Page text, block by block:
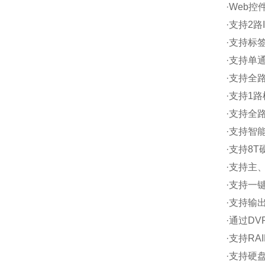
·Web控
·支持2
·支持标
·支持单
·支持全
·支持1
·支持全
·支持智
·支持8T
·支持主
·支持一
·支持输
·通过
·支持
·支持硬